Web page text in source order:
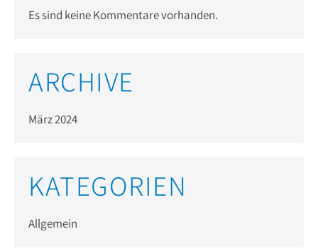
Es sind keine Kommentare vorhanden.
ARCHIVE
März 2024
KATEGORIEN
Allgemein